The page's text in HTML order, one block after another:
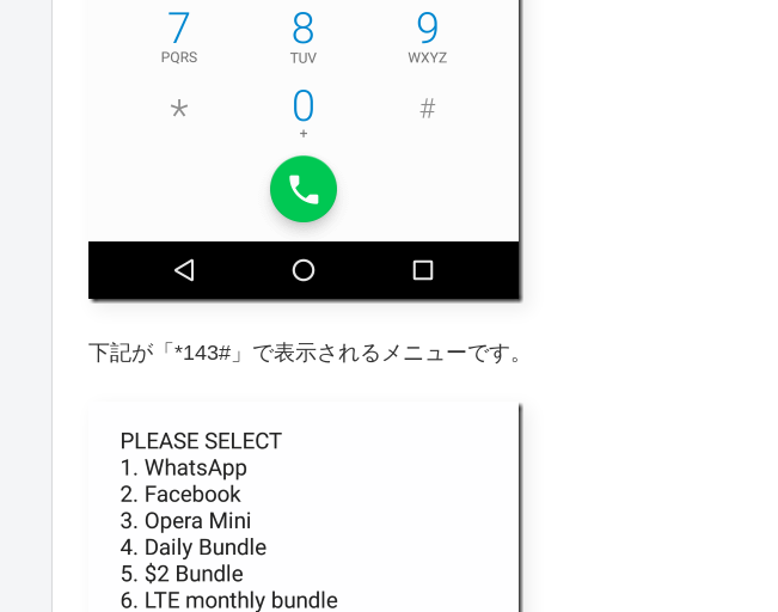
下記が「*143#」で表示されるメニューです。